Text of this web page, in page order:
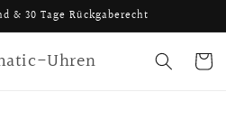
& 30 Tage Rückgaberecht
Uhren